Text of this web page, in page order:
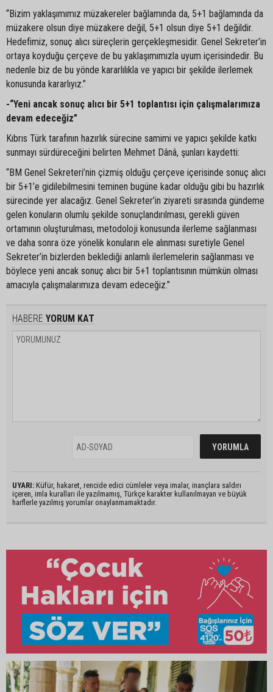
“Bizim yaklaşımımız müzakereler bağlamında da, 5+1 bağlamında da
müzakere olsun diye müzakere değil, 5+1 olsun diye 5+1 değildir.
Hedefimiz, sonuç alıcı süreçlerin gerçekleşmesidir. Genel Sekreter’in
ortaya koyduğu çerçeve de bu yaklaşımımızla uyum içerisindedir. Bu
nedenle biz de bu yönde kararlılıkla ve yapıcı bir şekilde ilerlemek
konusunda kararlıyız.”
-“Yeni ancak sonuç alıcı bir 5+1 toplantısı için çalışmalarımıza
devam edeceğiz”
Kıbrıs Türk tarafının hazırlık sürecine samimi ve yapıcı şekilde katkı
sunmayı sürdüreceğini belirten Mehmet Dânâ, şunları kaydetti:
“BM Genel Sekreteri’nin çizmiş olduğu çerçeve içerisinde sonuç alıcı
bir 5+1’e gidilebilmesini teminen bugüne kadar olduğu gibi bu hazırlık
sürecinde yer alacağız. Genel Sekreter’in ziyareti sırasında gündeme
gelen konuların olumlu şekilde sonuçlandırılması, gerekli güven
ortamının oluşturulması, metodoloji konusunda ilerleme sağlanması
ve daha sonra öze yönelik konuların ele alınması suretiyle Genel
Sekreter’in bizlerden beklediği anlamlı ilerlemelerin sağlanması ve
böylece yeni ancak sonuç alıcı bir 5+1 toplantısının mümkün olması
amacıyla çalışmalarımıza devam edeceğiz.”
HABERE YORUM KAT
UYARI: Küfür, hakaret, rencide edici cümleler veya imalar, inançlara saldırı
içeren, imla kuralları ile yazılmamış, Türkçe karakter kullanılmayan ve büyük
harflerle yazılmış yorumlar onaylanmamaktadır.